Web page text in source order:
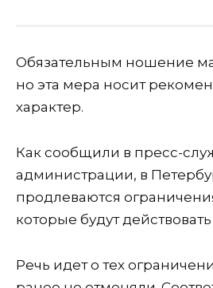
Обязательным ношение
но эта мера носит
характер.
Как сообщили в пресс-
администрации, в
продлеваются
которые будут действовать
Речь идет о тех